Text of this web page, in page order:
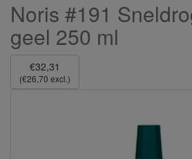
Noris #191
geel 250 ml
€32,31
(€26,70 excl.)